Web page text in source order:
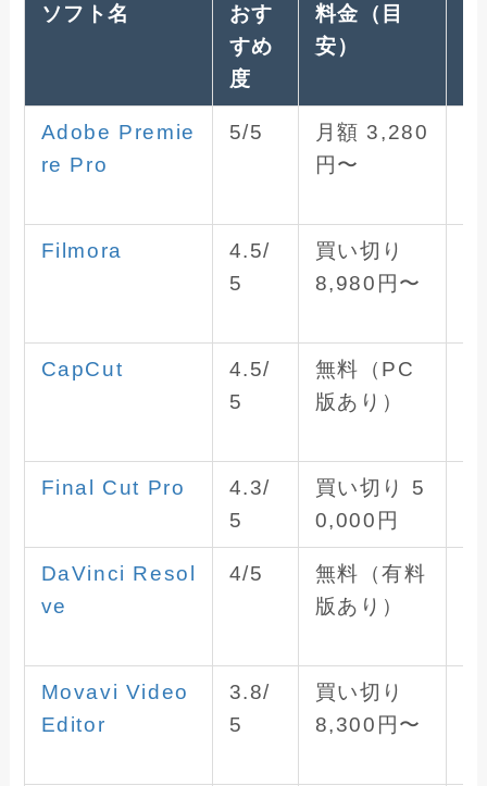
ソフト名
おす
すめ
度
料金（目
安）
Adobe Premie
re Pro
5/5
月額 3,280
円〜
Filmora
4.5/
5
買い切り
8,980円〜
CapCut
4.5/
5
無料（PC
版あり）
Final Cut Pro
4.3/
5
買い切り 5
0,000円
DaVinci Resol
ve
4/5
無料（有料
版あり）
Movavi Video
Editor
3.8/
5
買い切り
8,300円〜